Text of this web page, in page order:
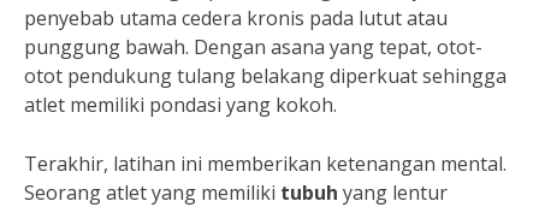
penyebab utama cedera kronis pada lutut atau
punggung bawah. Dengan asana yang tepat, otot-
otot pendukung tulang belakang diperkuat sehingga
atlet memiliki pondasi yang kokoh.
Terakhir, latihan ini memberikan ketenangan mental.
Seorang atlet yang memiliki tubuh yang lentur